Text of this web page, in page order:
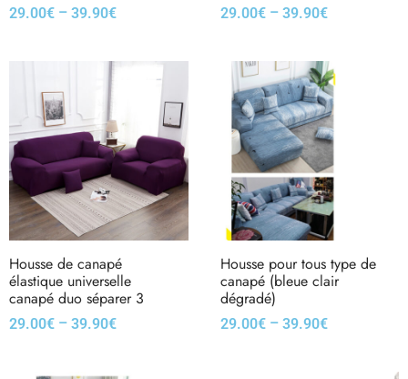
29.00€ – 39.90€ 29.00€– 39.90€
Housse de canapé
élastique universelle
canapé duo séparer 3
29.00€ – 39.90€
Housse pour tous type de
canapé (bleue clair
dégradé)
29.00€– 39.90€